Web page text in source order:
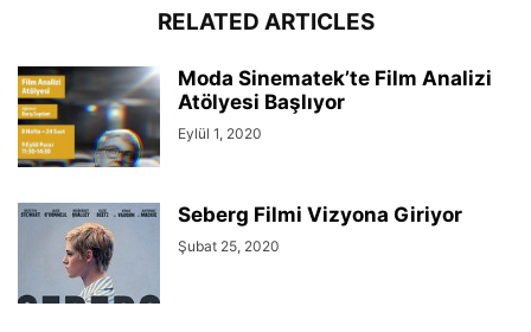
RELATED ARTICLES
Moda Sinematek’te Film Analizi
Atölyesi Başlıyor
Eylül 1, 2020
Seberg Filmi Vizyona Giriyor
Şubat 25, 2020